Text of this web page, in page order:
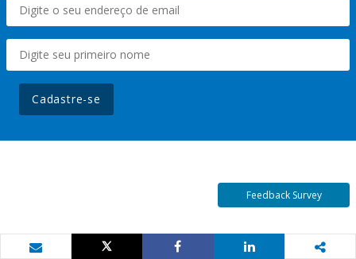
Cadastre-se
Feedback Survey